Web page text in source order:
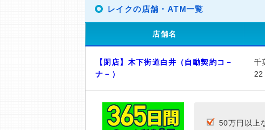
レイクの店舗・ATM一覧
店舗名
【閉店】木下街道白井（自動契約コ－
ナ－）
千
50万円以上